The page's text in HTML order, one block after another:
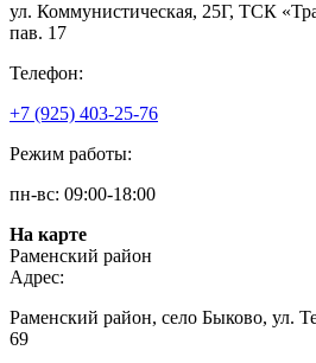
ул. Коммунистическая, 25Г, ТСК
пав. 17
Телефон:
+7 (925) 403-25-76
Режим работы:
пн-вс: 09:00-18:00
На карте
Раменский район
Адрес:
Раменский район, село Быково, ул.
69